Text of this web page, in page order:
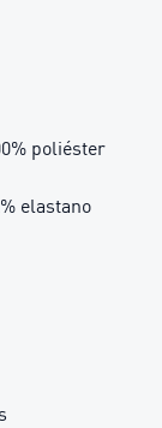
poliéster
elastano